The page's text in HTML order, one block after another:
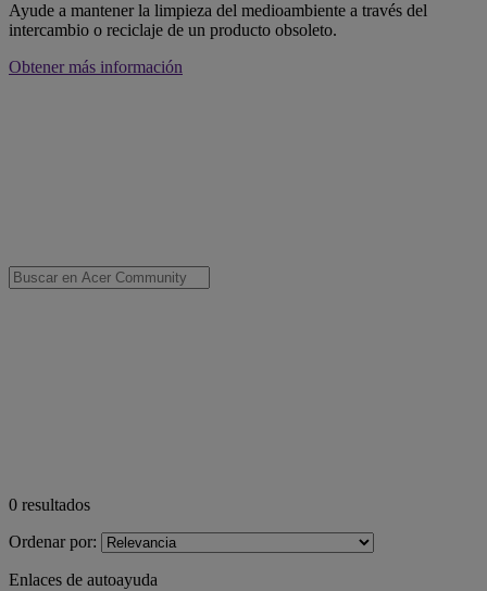
Ayude a mantener la limpieza del medioambiente a través del
intercambio o reciclaje de un producto obsoleto.
Obtener más información
0 resultados
Ordenar por:
Enlaces de autoayuda